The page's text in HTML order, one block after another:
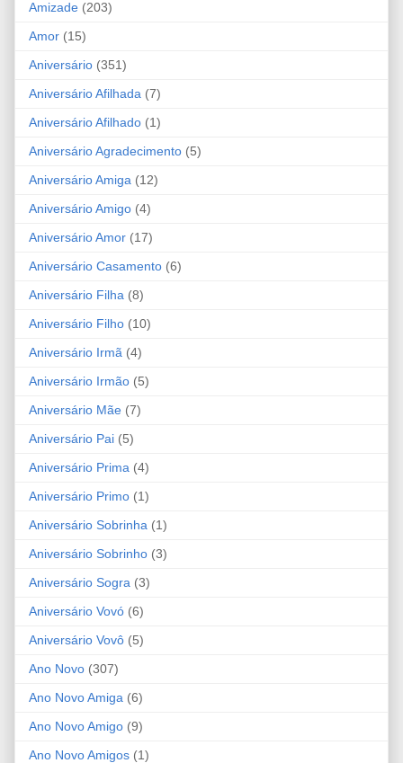
Amizade (203)
Amor (15)
Aniversário (351)
Aniversário Afilhada (7)
Aniversário Afilhado (1)
Aniversário Agradecimento (5)
Aniversário Amiga (12)
Aniversário Amigo (4)
Aniversário Amor (17)
Aniversário Casamento (6)
Aniversário Filha (8)
Aniversário Filho (10)
Aniversário Irmã (4)
Aniversário Irmão (5)
Aniversário Mãe (7)
Aniversário Pai (5)
Aniversário Prima (4)
Aniversário Primo (1)
Aniversário Sobrinha (1)
Aniversário Sobrinho (3)
Aniversário Sogra (3)
Aniversário Vovó (6)
Aniversário Vovô (5)
Ano Novo (307)
Ano Novo Amiga (6)
Ano Novo Amigo (9)
Ano Novo Amigos (1)